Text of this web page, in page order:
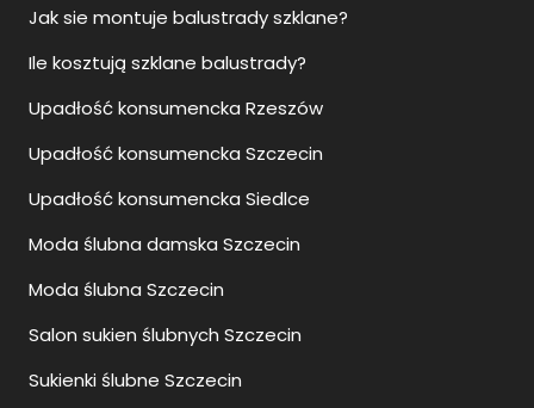
Jak sie montuje balustrady szklane?
Ile kosztują szklane balustrady?
Upadłość konsumencka Rzeszów
Upadłość konsumencka Szczecin
Upadłość konsumencka Siedlce
Moda ślubna damska Szczecin
Moda ślubna Szczecin
Salon sukien ślubnych Szczecin
Sukienki ślubne Szczecin